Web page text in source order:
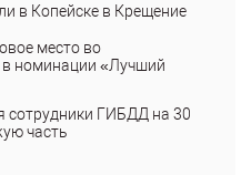
в Копейске в Крещение
место во
в номинации «Лучший
сотрудники ГИБДД на 30
часть